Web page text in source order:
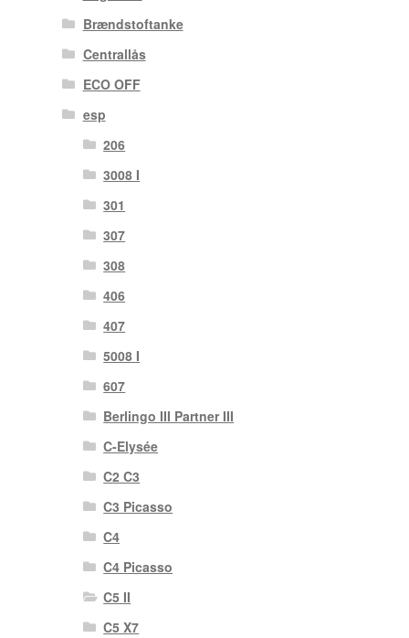
Brændstoftanke
Centrallås
ECO OFF
esp
206
3008 I
301
307
308
406
407
5008 I
607
Berlingo III Partner III
C-Elysée
C2 C3
C3 Picasso
C4
C4 Picasso
C5 II
C5 X7